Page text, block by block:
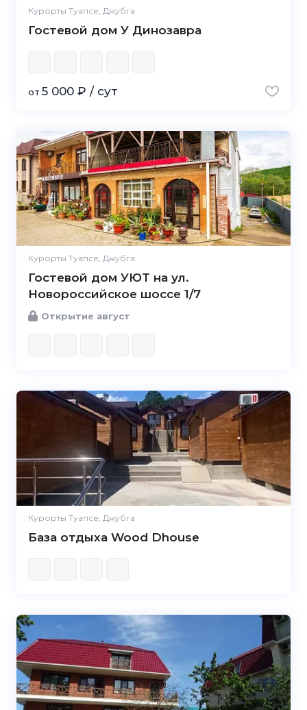
Курорты Туапсе, Джубга
Гостевой дом У Динозавра
от 5 000 ₽ / сут
Курорты Туапсе, Джубга
Гостевой дом УЮТ на ул.
Новороссийское шоссе 1/7
Открытие август
Курорты Туапсе, Джубга
База отдыха Wood Dhouse
5.0